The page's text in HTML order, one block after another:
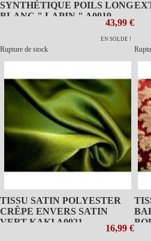
SYNTHÉTIQUE POILS LONG
BLANC " LAPIN " A0019
43,99 €
EN SOLDE !
Rupture de stock
TISSU SATIN POLYESTER
CRÊPE ENVERS SATIN
VERT KAKI A0021
16,99 €